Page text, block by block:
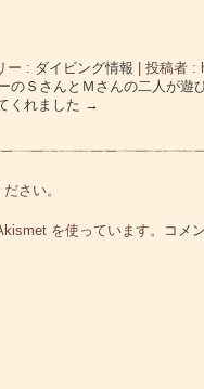
ー : ダイビング情報 投稿者 :
のＳさんとＭさんの二人が遊
くれました →
さい。
を使っています。
コメ